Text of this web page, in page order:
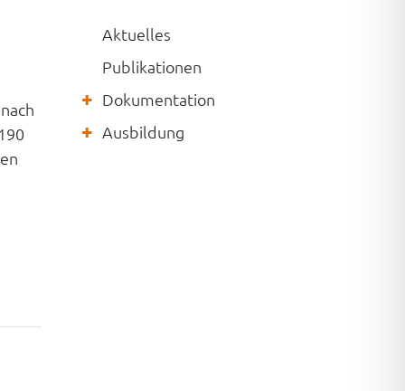
Aktuelles
Publikationen
Dokumentation
Ausbildung